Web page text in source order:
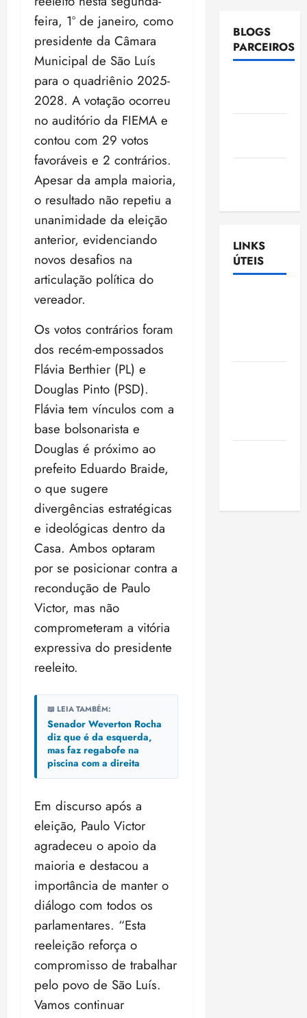
feira, 1º de janeiro, como
presidente da Câmara
Municipal de São Luís
para o quadriênio 2025-
2028. A votação ocorreu
no auditório da FIEMA e
contou com 29 votos
favoráveis e 2 contrários.
Apesar da ampla maioria,
o resultado não repetiu a
unanimidade da eleição
anterior, evidenciando
novos desafios na
articulação política do
vereador.
Os votos contrários foram
dos recém-empossados
Flávia Berthier (PL) e
Douglas Pinto (PSD).
Flávia tem vínculos com a
base bolsonarista e
Douglas é próximo ao
prefeito Eduardo Braide,
o que sugere
divergências estratégicas
e ideológicas dentro da
Casa. Ambos optaram
por se posicionar contra a
recondução de Paulo
Victor, mas não
comprometeram a vitória
expressiva do presidente
reeleito.
📖 LEIA TAMBÉM:
Senador Weverton Rocha
diz que é da esquerda,
mas faz regabofe na
piscina com a direita
Em discurso após a
eleição, Paulo Victor
agradeceu o apoio da
maioria e destacou a
importância de manter o
diálogo com todos os
parlamentares. “Esta
reeleição reforça o
compromisso de trabalhar
pelo povo de São Luís.
Vamos continuar
BLOGS
PARCEIROS
LINKS
ÚTEIS